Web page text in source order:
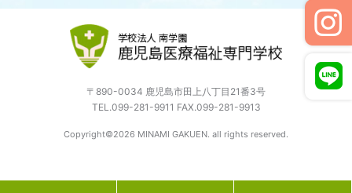
〒890-0034 鹿児島市田上八丁目21番3号
TEL.099-281-9911 FAX.099-281-9913
Copyright©2026 MINAMI GAKUEN. all rights reserved.